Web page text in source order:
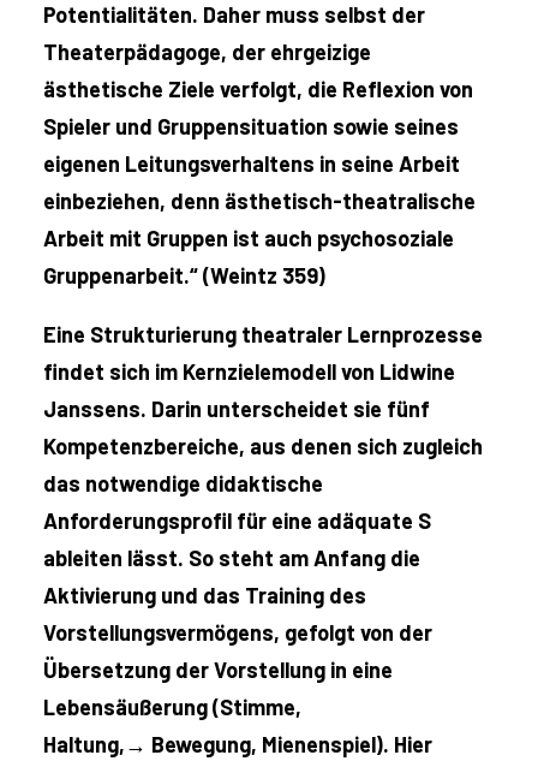
Potentialitäten. Daher muss selbst der
Theaterpädagoge, der ehrgeizige
ästhetische Ziele verfolgt, die Reflexion von
Spieler und Gruppensituation sowie seines
eigenen Leitungsverhaltens in seine Arbeit
einbeziehen, denn ästhetisch-theatralische
Arbeit mit Gruppen ist auch psychosoziale
Gruppenarbeit.“ (Weintz 359)
Eine Strukturierung theatraler Lernprozesse
findet sich im Kernzielemodell von Lidwine
Janssens. Darin unterscheidet sie fünf
Kompetenzbereiche, aus denen sich zugleich
das notwendige didaktische
Anforderungsprofil für eine adäquate S
ableiten lässt. So steht am Anfang die
Aktivierung und das Training des
Vorstellungsvermögens, gefolgt von der
Übersetzung der Vorstellung in eine
Lebensäußerung (Stimme,
Haltung,→ Bewegung, Mienenspiel). Hier